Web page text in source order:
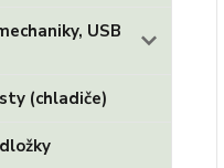
USB
(chladiče)